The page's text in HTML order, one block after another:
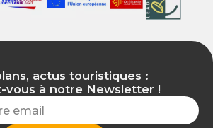
actus touristiques :
vous à notre Newsletter !